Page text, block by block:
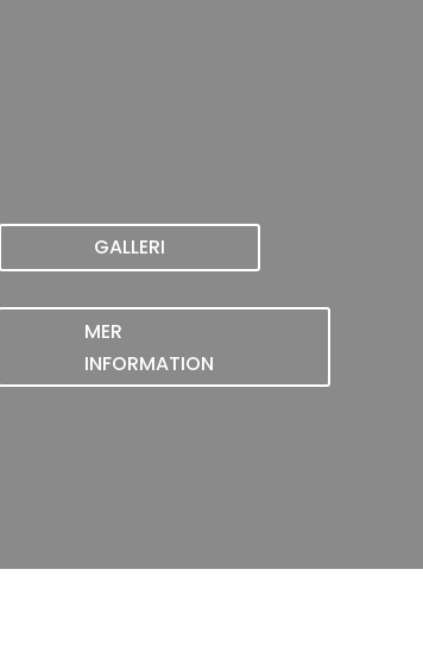
GALLERI
MER
INFORMATION